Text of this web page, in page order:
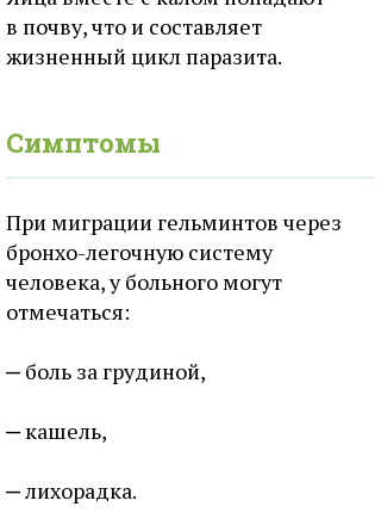
в почву, что и составляет
жизненный цикл паразита.
Симптомы
При миграции гельминтов через
бронхо-легочную систему
человека, у больного могут
отмечаться:
боль за грудиной,
кашель,
лихорадка.